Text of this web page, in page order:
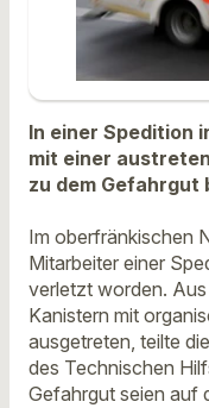
In einer Spedition
mit einer
zu dem Gefahrgut
Im oberfränkischen
Mitarbeiter einer
verletzt worden.
Kanistern mit
ausgetreten, teilte
des Technischen
Gefahrgut seien auf